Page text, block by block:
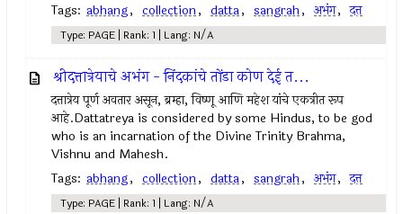
Tags: abhang, collection, datta, sangrah, अभंग, दत्त
Type: PAGE | Rank: 1 | Lang: N/A
श्रीदत्तात्रेयाचे अभंग - निंदकांचे तोंडा कोण देई त...
दत्तात्रेय पूर्ण अवतार असून, ब्रम्हा, विष्णू आणि महेश यांचे एकत्रीत रूप
आहे.Dattatreya is considered by some Hindus, to be god
who is an incarnation of the Divine Trinity Brahma,
Vishnu and Mahesh.
Tags: abhang, collection, datta, sangrah, अभंग, दत्त
Type: PAGE | Rank: 1 | Lang: N/A